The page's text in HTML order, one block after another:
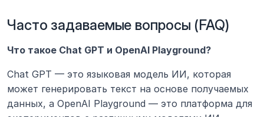
Часто задаваемые вопросы (FAQ)
Что такое Chat GPT и OpenAI Playground?
Chat GPT — это языковая модель ИИ, которая
может генерировать текст на основе получаемых
данных, а OpenAI Playground — это платформа для